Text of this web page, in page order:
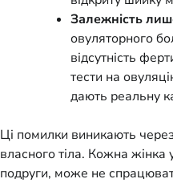
Залежність
овуляторного
відсутність
тести на
дають реальну
Ці помилки виникають
власного тіла. Кожна жінка
подруги, може не